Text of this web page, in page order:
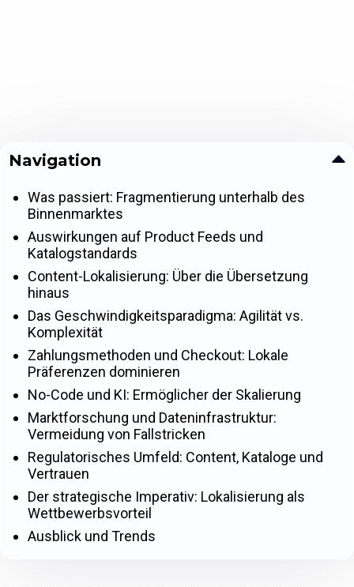
Navigation
Was passiert: Fragmentierung unterhalb des
Binnenmarktes
Auswirkungen auf Product Feeds und
Katalogstandards
Content-Lokalisierung: Über die Übersetzung
hinaus
Das Geschwindigkeitsparadigma: Agilität vs.
Komplexität
Zahlungsmethoden und Checkout: Lokale
Präferenzen dominieren
No-Code und KI: Ermöglicher der Skalierung
Marktforschung und Dateninfrastruktur:
Vermeidung von Fallstricken
Regulatorisches Umfeld: Content, Kataloge und
Vertrauen
Der strategische Imperativ: Lokalisierung als
Wettbewerbsvorteil
Ausblick und Trends